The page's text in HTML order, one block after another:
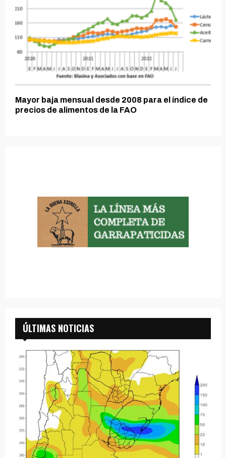
Mayor baja mensual desde 2008 para el índice de
precios de alimentos de la FAO
ÚLTIMAS NOTICIAS